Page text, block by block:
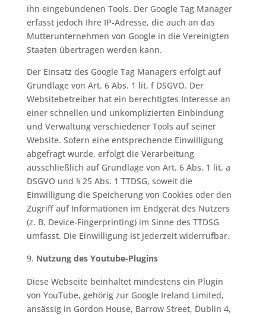
ihn eingebundenen Tools. Der Google Tag Manager
erfasst jedoch Ihre IP-Adresse, die auch an das
Mutterunternehmen von Google in die Vereinigten
Staaten übertragen werden kann.
Der Einsatz des Google Tag Managers erfolgt auf
Grundlage von Art. 6 Abs. 1 lit. f DSGVO. Der
Websitebetreiber hat ein berechtigtes Interesse an
einer schnellen und unkomplizierten Einbindung
und Verwaltung verschiedener Tools auf seiner
Website. Sofern eine entsprechende Einwilligung
abgefragt wurde, erfolgt die Verarbeitung
ausschließlich auf Grundlage von Art. 6 Abs. 1 lit. a
DSGVO und § 25 Abs. 1 TTDSG, soweit die
Einwilligung die Speicherung von Cookies oder den
Zugriff auf Informationen im Endgerät des Nutzers
(z. B. Device-Fingerprinting) im Sinne des TTDSG
umfasst. Die Einwilligung ist jederzeit widerrufbar.
Nutzung des Youtube-Plugins
Diese Webseite beinhaltet mindestens ein Plugin
von YouTube, gehörig zur Google Ireland Limited,
ansässig in Gordon House, Barrow Street, Dublin 4,